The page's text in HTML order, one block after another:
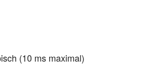
(10 ms maximal)